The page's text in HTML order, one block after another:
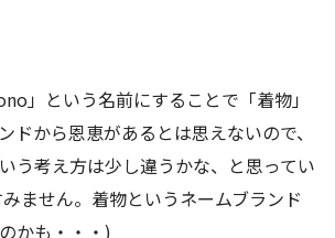
」という名前にすることで「着物」
ドから恩恵があるとは思えないので、
う考え方は少し違うかな、と思ってい
ません。着物というネームブランド
かも・・・)